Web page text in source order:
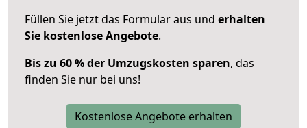
Füllen Sie jetzt das Formular aus und erhalten
Sie kostenlose Angebote.
Bis zu 60 % der Umzugskosten sparen, das
finden Sie nur bei uns!
Kostenlose Angebote erhalten